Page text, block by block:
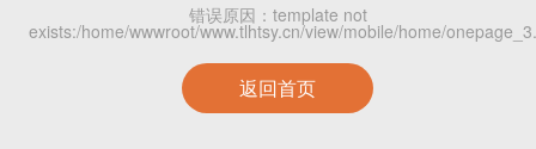
错误原因：template not
exists:/home/wwwroot/www.tlhtsy.cn/view/mobile/home/
返回首页